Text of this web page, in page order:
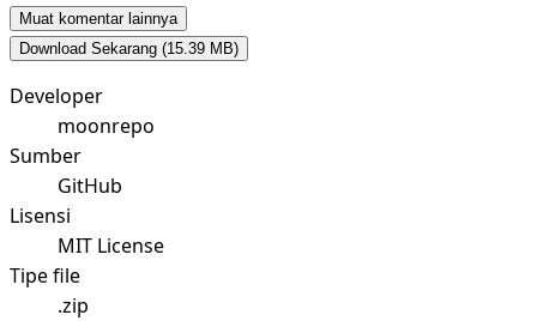
Muat komentar lainnya
Download Sekarang (15.39 MB)
Developer
moonrepo
Sumber
GitHub
Lisensi
MIT License
Tipe file
.zip